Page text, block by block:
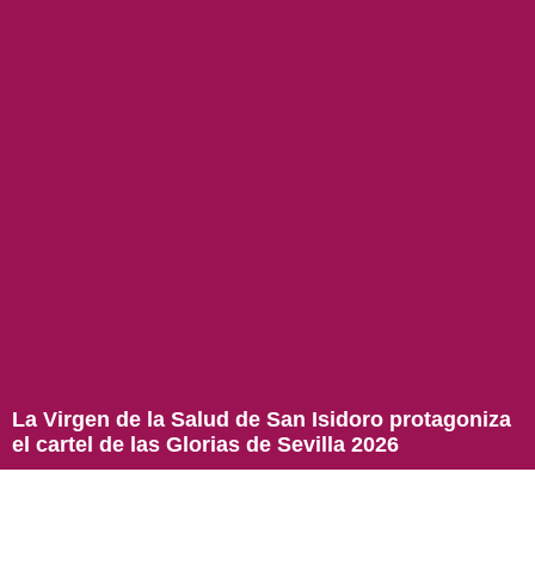
La Virgen de la Salud de San Isidoro protagoniza
el cartel de las Glorias de Sevilla 2026